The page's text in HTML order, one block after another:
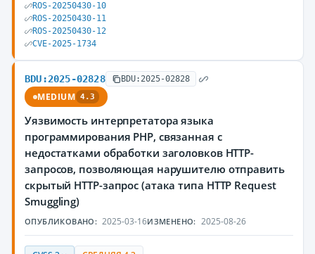
ROS-20250430-10
ROS-20250430-11
ROS-20250430-12
CVE-2025-1734
BDU:2025-02828 BDU:2025-02828
MEDIUM 4.3
Уязвимость интерпретатора языка
программирования PHP, связанная с
недостатками обработки заголовков HTTP-
запросов, позволяющая нарушителю отправить
скрытый HTTP-запрос (атака типа HTTP Request
Smuggling)
ОПУБЛИКОВАНО: 2025-03-16ИЗМЕНЕНО: 2025-08-26